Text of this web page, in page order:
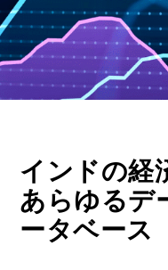
インドの経
あらゆるデ
ータベース